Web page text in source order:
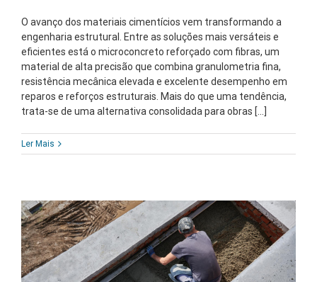
O avanço dos materiais cimentícios vem transformando a
engenharia estrutural. Entre as soluções mais versáteis e
eficientes está o microconcreto reforçado com fibras, um
material de alta precisão que combina granulometria fina,
resistência mecânica elevada e excelente desempenho em
reparos e reforços estruturais. Mais do que uma tendência,
trata-se de uma alternativa consolidada para obras [...]
Ler Mais